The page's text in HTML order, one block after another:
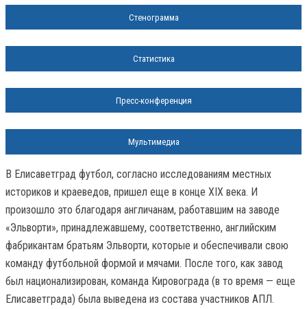
Стенограмма
Статистика
Пресс-конференция
Мультимедиа
В Елисаветград футбол, согласно исследованиям местных
историков и краеведов, пришел еще в конце XIX века. И
произошло это благодаря англичанам, работавшим на заводе
«Эльворти», принадлежавшему, соответственно, английским
фабрикантам братьям Эльворти, которые и обеспечивали свою
команду футбольной формой и мячами. После того, как завод
был национализирован, команда Кировограда (в то время — еще
Елисаветграда) была выведена из состава участников АПЛ.